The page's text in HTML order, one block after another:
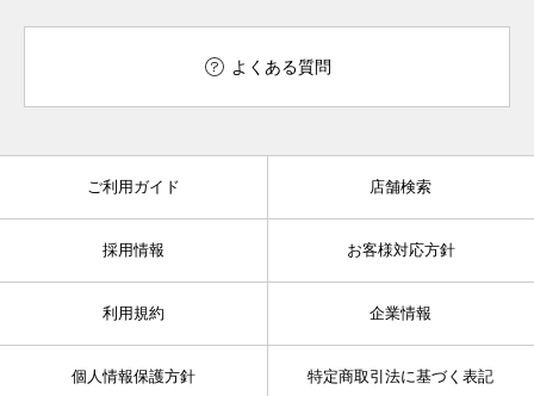
よくある質問
ご利用ガイド 店舗検索
採用情報 お客様対応方針
利用規約 企業情報
個人情報保護方針 特定商取引法に基づく表記